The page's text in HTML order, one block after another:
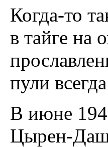
Когда-то
в тайге на
пули
В июне
Цырен-